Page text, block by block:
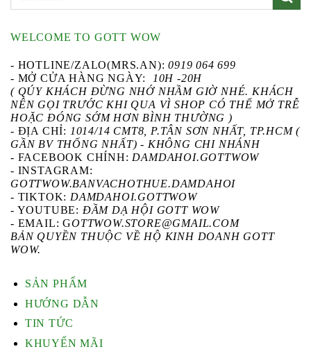
WELCOME TO GOTT WOW
- HOTLINE/ZALO(MRS.AN): 0919 064 699
- MỞ CỬA HÀNG NGÀY:
10H -20H
( QÚY KHÁCH ĐỪNG NHỚ NHẦM GIỜ NHÉ. KHÁCH
NÊN GỌI TRƯỚC KHI QUA VÌ SHOP CÓ THỂ MỞ TRỄ
HOẶC ĐÓNG SỚM HƠN BÌNH THƯỜNG )
- ĐỊA CHỈ: 1014/14 CMT8, P.TÂN SƠN NHẤT, TP.HCM (
GẦN BV THỐNG NHẤT) - KHÔNG CHI NHÁNH
- FACEBOOK CHÍNH: DAMDAHOI.GOTTWOW
- INSTAGRAM:
GOTTWOW.BANVACHOTHUE.DAMDAHOI
- TIKTOK: DAMDAHOI.GOTTWOW
- YOUTUBE: ĐẦM DẠ HỘI GOTT WOW
- EMAIL: GOTTWOW.STORE@GMAIL.COM
BẢN QUYỀN THUỘC VỀ HỘ KINH DOANH GOTT
WOW.
SẢN PHẨM
HƯỚNG DẪN
TIN TỨC
KHUYẾN MÃI